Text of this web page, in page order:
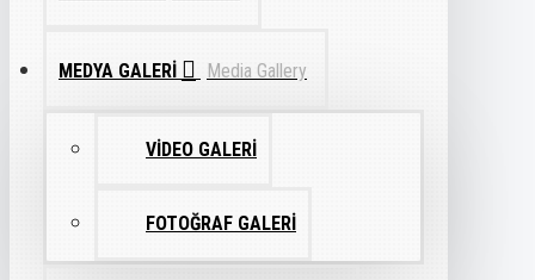
MEDYA GALERI Media Gallery
VIDEO GALERI
FOTOĞRAF GALERI